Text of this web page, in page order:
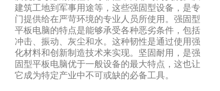
建筑工地到军事用途等，这些强固型设备，是专
门提供给在严苛环境的专业人员所使用。强固型
平板电脑的特点是能够承受各种恶劣条件，包括
冲击、振动、灰尘和水。这种韧性是通过使用强
化材料和创新制造技术来实现。坚固耐用，是强
固型平板电脑优于一般设备的最大特点，这也让
它成为特定产业中不可或缺的必备工具。